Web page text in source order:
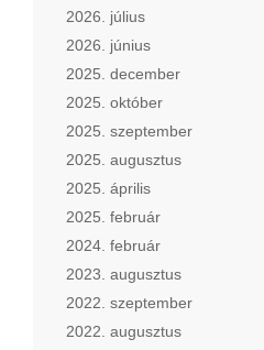
2026. július
2026. június
2025. december
2025. október
2025. szeptember
2025. augusztus
2025. április
2025. február
2024. február
2023. augusztus
2022. szeptember
2022. augusztus